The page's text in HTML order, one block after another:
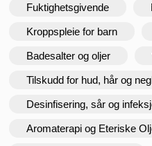
Fuktighetsgivende
Kroppspleie for barn
Badesalter og oljer
Tilskudd for hud, hår og
Desinfisering, sår og
Aromaterapi og Eteriske